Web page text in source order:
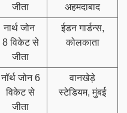
जीता
अहमदाबाद
नार्थ जोन
8 विकेट से
जीता
ईडन गार्डन्स,
कोलकाता
नॉर्थ जोन 6
विकेट से
जीता
वानखेड़े
स्टेडियम, मुंबई